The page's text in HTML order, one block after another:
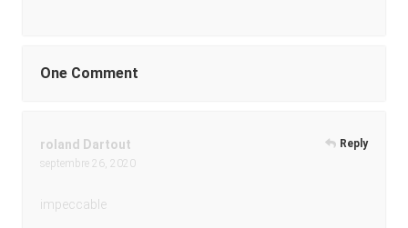
One Comment
roland Dartout
septembre 26, 2020
impeccable
Reply